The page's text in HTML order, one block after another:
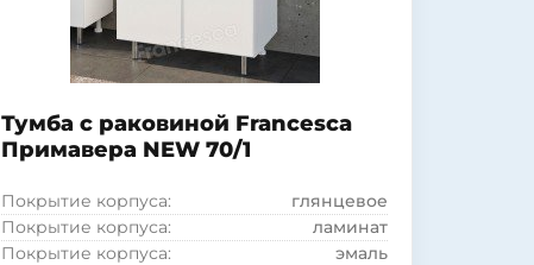
Тумба с раковиной Francesca
Примавера NEW 70/1
Покрытие корпуса:
глянцевое
Покрытие корпуса:
ламинат
Покрытие корпуса:
эмаль